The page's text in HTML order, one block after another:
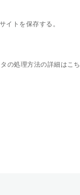
イトを保存する。
の処理方法の詳細はこち